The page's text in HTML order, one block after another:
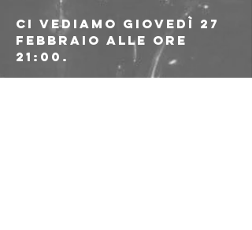
Ci vediamo giovedì 27
febbraio alle ore
21:00.